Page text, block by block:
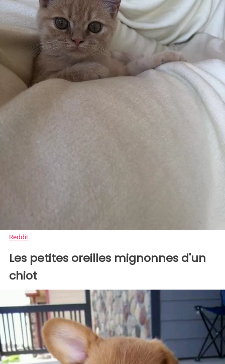
Reddit
Les petites oreilles mignonnes d'un
chiot